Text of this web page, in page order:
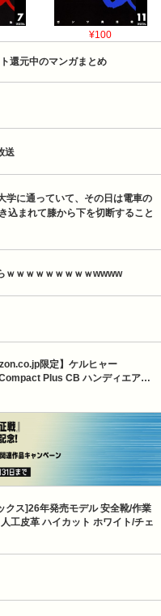
¥100
還元中のマンガまとめ
送
学に通っていて、その日は電車の
込まれて膝から下を切断すること
ｗｗｗｗｗｗｗｗｗwwww
限定】ケルヒャー
Plus CB ハンディエア…
クス]26年発売モデル 安全靴/作業
工皮革 ハイカット ホワイト/チェ